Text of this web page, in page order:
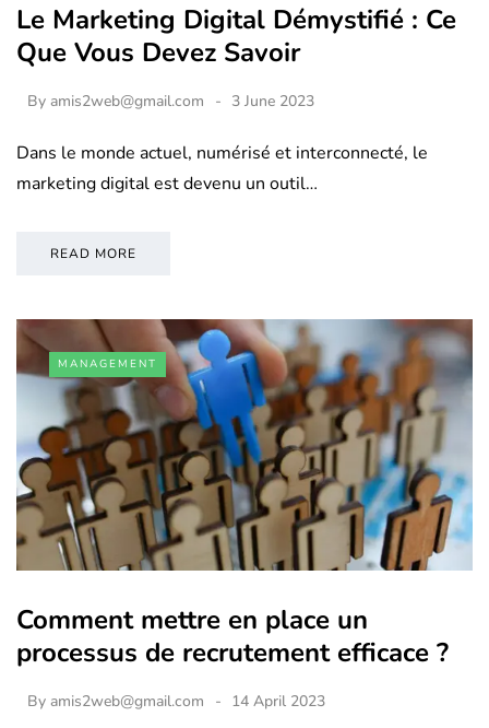
Le Marketing Digital Démystifié : Ce
Que Vous Devez Savoir
By amis2web@gmail.com 3 June 2023
Dans le monde actuel, numérisé et interconnecté, le
marketing digital est devenu un outil…
READ MORE
MANAGEMENT
Comment mettre en place un
processus de recrutement efficace ?
By amis2web@gmail.com 14 April 2023